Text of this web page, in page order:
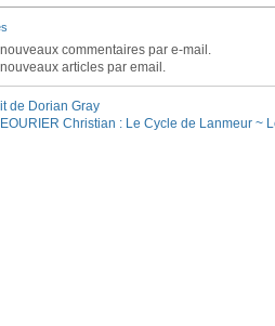
commentaires par e-mail.
articles par email.
de Dorian Gray
Christian : Le Cycle de Lanmeur ~